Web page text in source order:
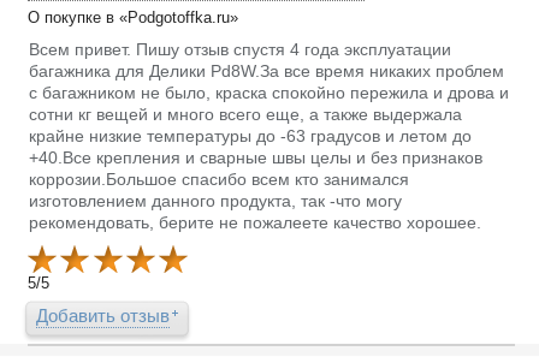
О покупке в «Podgotoffka.ru»
Всем привет. Пишу отзыв спустя 4 года эксплуатации
багажника для Делики Pd8W.За все время никаких проблем
с багажником не было, краска спокойно пережила и дрова и
сотни кг вещей и много всего еще, а также выдержала
крайне низкие температуры до -63 градусов и летом до
+40.Все крепления и сварные швы целы и без признаков
коррозии.Большое спасибо всем кто занимался
изготовлением данного продукта, так -что могу
рекомендовать, берите не пожалеете качество хорошее.
5/5
Добавить отзыв